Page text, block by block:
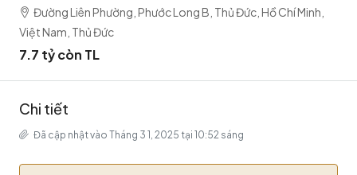
Đường Liên Phường, Phước Long B, Thủ Đức, Hồ Chí Minh,
Việt Nam, Thủ Đức
7.7 tỷ còn TL
Chi tiết
Đã cập nhật vào Tháng 3 1, 2025 tại 10:52 sáng